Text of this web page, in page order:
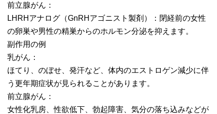
前立腺がん：
LHRHアナログ（GnRHアゴニスト製剤）：閉経前の女性
の卵巣や男性の精巣からのホルモン分泌を抑えます。
副作用の例
乳がん：
ほてり、のぼせ、発汗など、体内のエストロゲン減少に伴
う更年期症状が見られることがあります。
前立腺がん：
女性化乳房、性欲低下、勃起障害、気分の落ち込みなどが